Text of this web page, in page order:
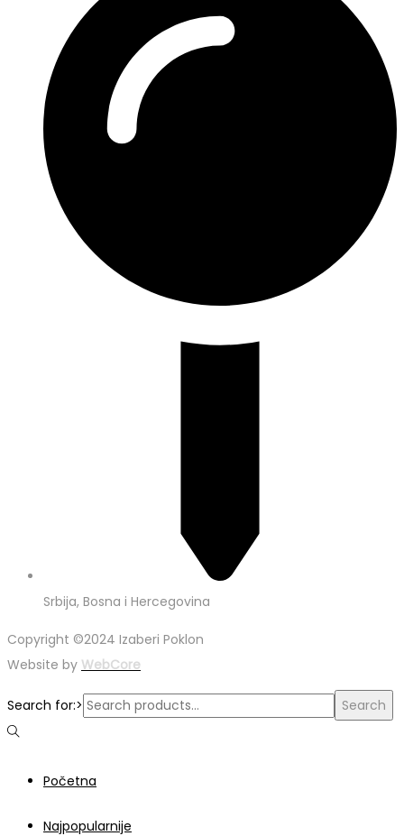
Srbija, Bosna i Hercegovina
Copyright ©2024 Izaberi Poklon
Website by WebCore
Search for:> Search
Početna
Najpopularnije